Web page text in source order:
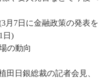
月7日に金融政策の発表を
日)
の動向
田日銀総裁の記者会見、